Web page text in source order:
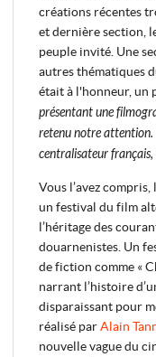
créations récentes
et dernière section,
peuple invité. Une
autres thématiques
était à l'honneur, un
présentant une
retenu notre attention.
centralisateur français,
Vous l’avez
un festival du film
l’héritage des
douarnenistes. Un
de fiction comme «
narrant l’histoire
disparaissant pour
réalisé parAlain
nouvelle vague du